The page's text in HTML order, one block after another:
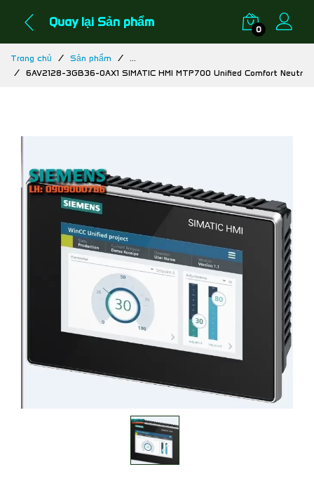
Quay lại Sản phẩm 0
Trang chủ Sản phẩm
...
6AV2128-3GB36-0AX1 SIMATIC HMI MTP700 Unified Comfort Neutr